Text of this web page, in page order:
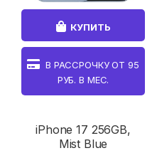
КУПИТЬ
В РАССРОЧКУ ОТ 95
РУБ. В МЕС.
iPhone 17 256GB,
Mist Blue